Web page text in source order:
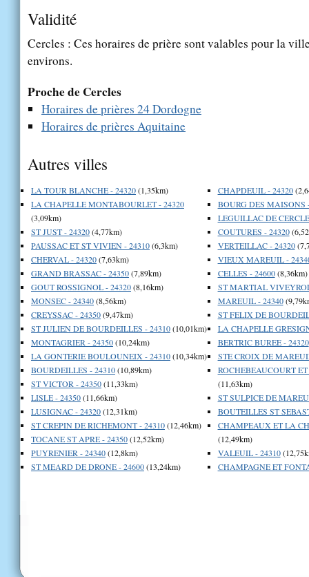
Validité
Cercles : Ces horaires de prière sont valables pour la
environs.
Proche de Cercles
Horaires de prières 24 Dordogne
Horaires de prières Aquitaine
Autres villes
LA TOUR BLANCHE - 24320(1,35km)
LA CHAPELLE MONTABOURLET - 24320
(3,09km)
ST JUST - 24320(4,77km)
PAUSSAC ET ST VIVIEN - 24310(6,3km)
CHERVAL - 24320(7,63km)
GRAND BRASSAC - 24350(7,89km)
GOUT ROSSIGNOL - 24320(8,16km)
MONSEC - 24340(8,56km)
CREYSSAC - 24350(9,47km)
ST JULIEN DE BOURDEILLES - 24310(10,01km)
MONTAGRIER - 24350(10,24km)
LA GONTERIE BOULOUNEIX - 24310(10,34km)
BOURDEILLES - 24310(10,89km)
ST VICTOR - 24350(11,33km)
LISLE - 24350(11,66km)
LUSIGNAC - 24320(12,31km)
ST CREPIN DE RICHEMONT - 24310(12,46km)
TOCANE ST APRE - 24350(12,52km)
PUYRENIER - 24340(12,8km)
ST MEARD DE DRONE - 24600(13,24km)
CHAPDEUIL - 24320
BOURG DES MAISONS
LEGUILLAC DE
COUTURES - 24320
VERTEILLAC - 24320
VIEUX MAREUIL -
CELLES - 24600(8,36km)
ST MARTIAL
MAREUIL - 24340
ST FELIX DE
LA CHAPELLE
BERTRIC BUREE - 24320
STE CROIX DE
ROCHEBEAUCOURT
(11,63km)
ST SULPICE DE
BOUTEILLES ST
CHAMPEAUX ET LA
(12,49km)
VALEUIL - 24310
CHAMPAGNE ET